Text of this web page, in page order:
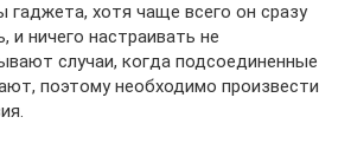
гаджета, хотя чаще всего он сразу
и ничего настраивать не
случаи, когда подсоединенные
поэтому необходимо произвести